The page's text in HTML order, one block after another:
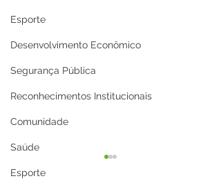
Esporte
Desenvolvimento Econômico
Segurança Pública
Reconhecimentos Institucionais
Comunidade
Saúde
Esporte